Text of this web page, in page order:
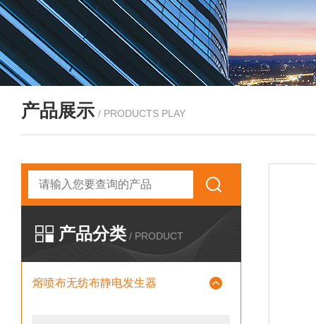
产品展示 / PRODUCTS PLAY
产品分类 / PRODUCT
熔喷布无纺布静电发生器